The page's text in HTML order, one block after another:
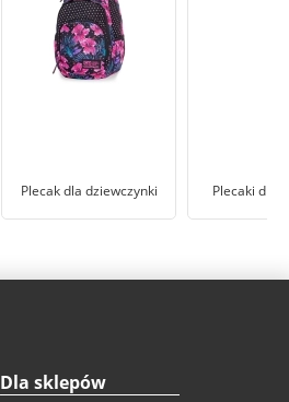
Plecak dla dziewczynki Plecaki dla
Dla sklepów